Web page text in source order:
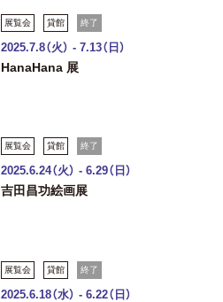
展覧会 貸館 終了
2025.7.8（火） - 7.13（日）
HanaHana 展
展覧会 貸館 終了
2025.6.24（火） - 6.29（日）
吉田昌功絵画展
展覧会 貸館 終了
2025.6.18（水） - 6.22（日）